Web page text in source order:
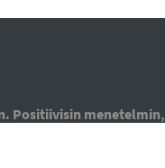
Positiivisin menetelmin,